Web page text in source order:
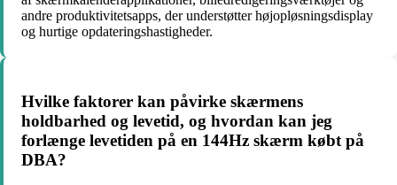
andre produktivitetsapps, der understøtter højopløsningsdisplay
og hurtige opdateringshastigheder.
Hvilke faktorer kan påvirke skærmens
holdbarhed og levetid, og hvordan kan jeg
forlænge levetiden på en 144Hz skærm købt på
DBA?